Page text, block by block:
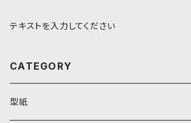
テキストを入力してください
CATEGORY
型紙